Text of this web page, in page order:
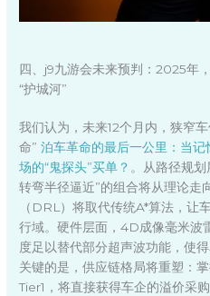
四、j9九游会未来预判：2025年
“护城河”
我们认为，未来12个月内，狭窄
命”泊车革命的最后一公里：当
场的“鬼探头”买单？ 。从路径规
转弯半径逼近”的组合将从理论
（DRL）将取代传统A*算法，让
行域。硬件层面，4D成像毫米波
度足以替代部分超声波功能，使
关键的是，供应链格局将重塑：
Tier1，将直接获得车企的溢价采